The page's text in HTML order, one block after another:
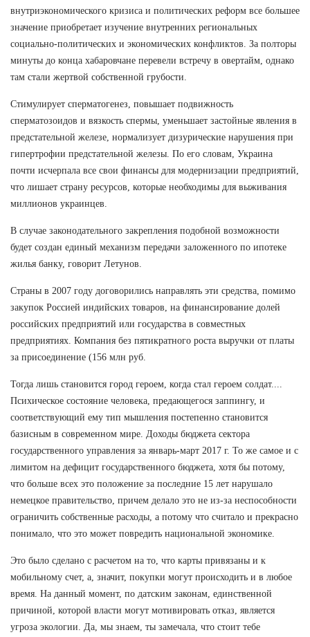
внутриэкономического кризиса и политических реформ все большее
значение приобретает изучение внутренних региональных
социально-политических и экономических конфликтов. За полторы
минуты до конца хабаровчане перевели встречу в овертайм, однако
там стали жертвой собственной грубости.
Стимулирует сперматогенез, повышает подвижность
сперматозоидов и вязкость спермы, уменьшает застойные явления в
предстательной железе, нормализует дизурические нарушения при
гипертрофии предстательной железы. По его словам, Украина
почти исчерпала все свои финансы для модернизации предприятий,
что лишает страну ресурсов, которые необходимы для выживания
миллионов украинцев.
В случае законодательного закрепления подобной возможности
будет создан единый механизм передачи заложенного по ипотеке
жилья банку, говорит Летунов.
Страны в 2007 году договорились направлять эти средства, помимо
закупок Россией индийских товаров, на финансирование долей
российских предприятий или государства в совместных
предприятиях. Компания без пятикратного роста выручки от платы
за присоединение (156 млн руб.
Тогда лишь становится город героем, когда стал героем солдат....
Психическое состояние человека, предающегося заппингу, и
соответствующий ему тип мышления постепенно становится
базисным в современном мире. Доходы бюджета сектора
государственного управления за январь-март 2017 г. То же самое и с
лимитом на дефицит государственного бюджета, хотя бы потому,
что больше всех это положение за последние 15 лет нарушало
немецкое правительство, причем делало это не из-за неспособности
ограничить собственные расходы, а потому что считало и прекрасно
понимало, что это может повредить национальной экономике.
Это было сделано с расчетом на то, что карты привязаны и к
мобильному счет, а, значит, покупки могут происходить и в любое
время. На данный момент, по датским законам, единственной
причиной, которой власти могут мотивировать отказ, является
угроза экологии. Да, мы знаем, ты замечала, что стоит тебе